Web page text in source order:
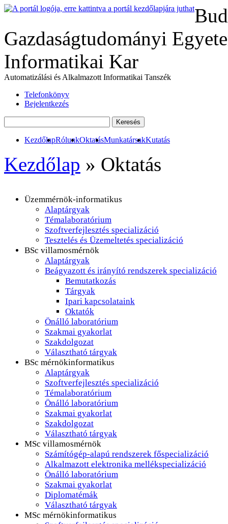
Gazdaságtudományi
Informatikai Kar
Automatizálási és Alkalmazott Informatikai Tanszék
Telefonkönyv
Bejelentkezés
KezdőlapRólunkOktatásMunkatársakKutatás
Kezdőlap » Oktatás
Üzemmérnök-informatikus
Alaptárgyak
Témalaboratórium
Szoftverfejlesztés specializáció
Tesztelés és Üzemeltetés specializáció
BSc villamosmérnök
Alaptárgyak
Beágyazott és irányító rendszerek specializáció
Bemutatkozás
Tárgyak
Ipari kapcsolataink
Oktatók
Önálló laboratórium
Szakmai gyakorlat
Szakdolgozat
Választható tárgyak
BSc mérnökinformatikus
Alaptárgyak
Szoftverfejlesztés specializáció
Témalaboratórium
Önálló laboratórium
Szakmai gyakorlat
Szakdolgozat
Választható tárgyak
MSc villamosmérnök
Számítógép-alapú rendszerek főspecializáció
Alkalmazott elektronika mellékspecializáció
Önálló laboratórium
Szakmai gyakorlat
Diplomatémák
Választható tárgyak
MSc mérnökinformatikus